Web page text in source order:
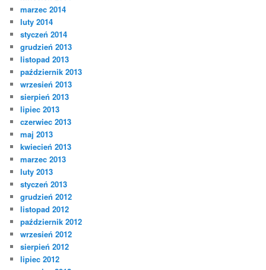
marzec 2014
luty 2014
styczeń 2014
grudzień 2013
listopad 2013
październik 2013
wrzesień 2013
sierpień 2013
lipiec 2013
czerwiec 2013
maj 2013
kwiecień 2013
marzec 2013
luty 2013
styczeń 2013
grudzień 2012
listopad 2012
październik 2012
wrzesień 2012
sierpień 2012
lipiec 2012